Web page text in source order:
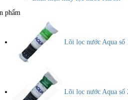
phẩm
Lõi lọc nước Aqua số
Lõi lọc nước Aqua số